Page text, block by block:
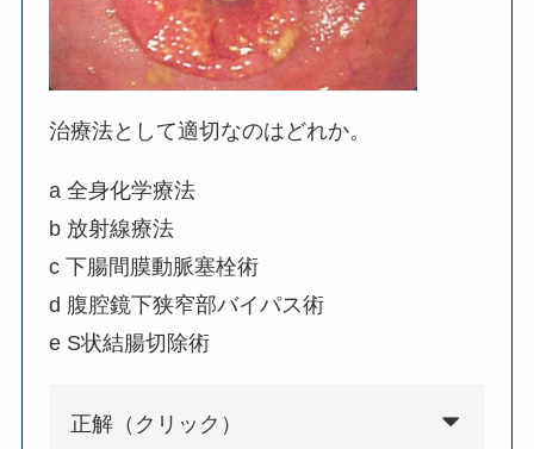
治療法として適切なのはどれか。
a 全身化学療法
b 放射線療法
c 下腸間膜動脈塞栓術
d 腹腔鏡下狭窄部バイパス術
e S状結腸切除術
正解（クリック）